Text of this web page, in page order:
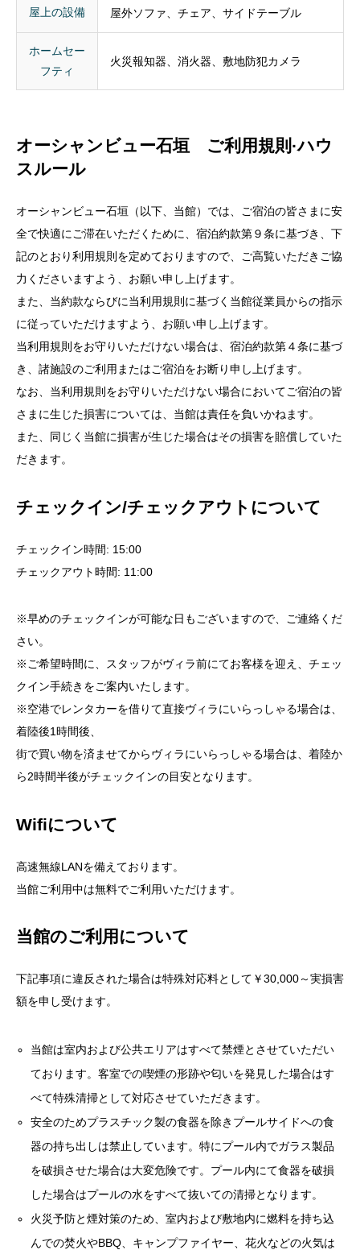
フティ
火災報知器、消火器、敷地防犯カメラ
オーシャンビュー石垣 ご利用規則·ハウ
オーシャンビュー石垣（以下、当館）では、ご宿泊の皆さまに安
全で快適にご滞在いただくために、宿泊約款第９条に基づき、下
チェックイン/チェックアウトについて
チェックアウト時間: 11:00
※早めのチェックインが可能な日もございますので、ご連絡くだ
Wifiについて
当館ご利用中は無料でご利用いただけます。
当館のご利用について
下記事項に違反された場合は特殊対応料として￥30,000～実損害
額を申し受けます。
当館は室内および公共エリアはすべて禁煙とさせていただい
べて特殊清掃として対応させていただきます。
安全のためプラスチック製の食器を除きプールサイドへの食
器の持ち出しは禁止しています。特にプール内でガラス製品
を破損させた場合は大変危険です。プール内にて食器を破損
した場合はプールの水をすべて抜いての清掃となります。
火災予防と煙対策のため、室内および敷地内に燃料を持ち込
んでの焚火やBBQ、キャンプファイヤー、花火などの火気は
禁止しています。BBQご希望の際は、当館にて安全確認·定期
整備済みの道具を用意しておりますので、お声かけくださ